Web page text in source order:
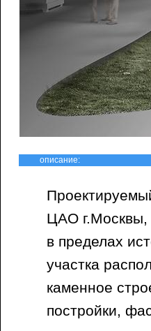
описание:
ЦАО г.Москвы,
в пределах
участка
каменное
постройки,